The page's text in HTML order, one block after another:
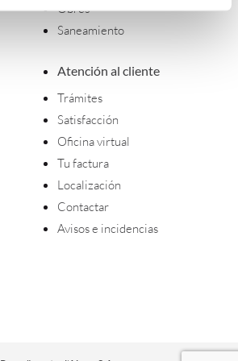
Obres
Saneamiento
Atención al cliente
Trámites
Satisfacción
Oficina virtual
Tu factura
Localización
Contactar
Avisos e incidencias